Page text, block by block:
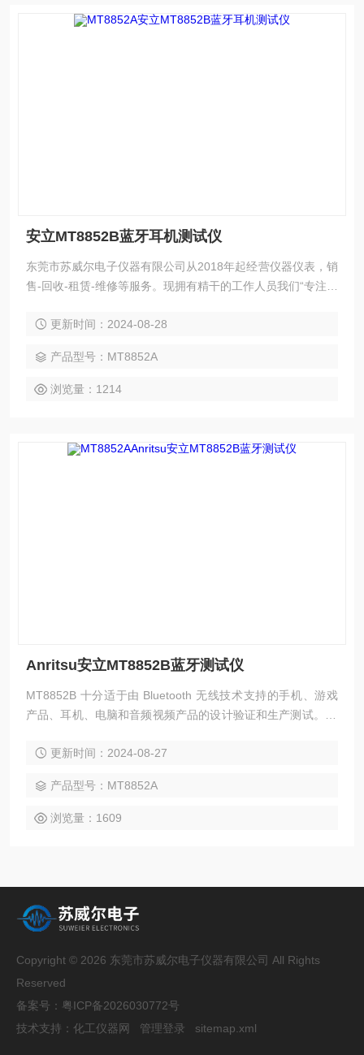
安立MT8852B蓝牙耳机测试仪
东莞市苏威尔电子仪器有限公司从2018年起经营仪器仪表，销
售-回收-租赁-维修等服务。现拥有精干的工作人员我们“专注产
客户服务！
更新时间：2024-08-28
产品型号：MT8852A
浏览量：1214
Anritsu安立MT8852B蓝牙测试仪
MT8852B 十分适于由 Bluetooth 无线技术支持的手机、游戏
产品、耳机、电脑和音频视频产品的设计验证和生产测试。 M
种 Bluetooth EDR 发射器和接收器测试方案。 支持的 EDR 测
灵敏度和 BER 接地性能。
更新时间：2024-08-27
产品型号：MT8852A
浏览量：1609
Copyright © 2026 东莞市苏威尔电子仪器有限公司 All Rights
Reserved
备案号： 粤ICP备2026030772号
技术支持： 化工仪器网 管理登录 sitemap.xml